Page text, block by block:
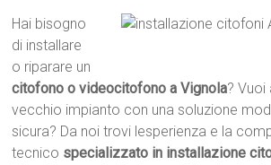
Hai bisogno
di installare
o riparare un
citofono o videocitofono a Vignola? Vuoi
vecchio impianto con una soluzione
sicura? Da noi trovi lesperienza e la
tecnico specializzato in installazione